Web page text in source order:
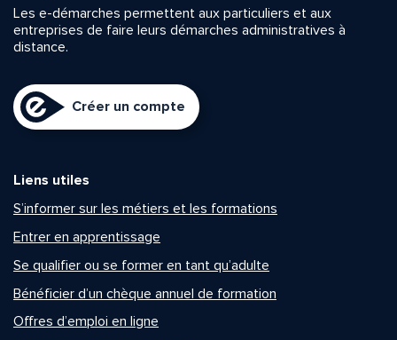
Les e-démarches permettent aux particuliers et aux
entreprises de faire leurs démarches administratives à
distance.
Créer un compte
Liens utiles
S’informer sur les métiers et les formations
Entrer en apprentissage
Se qualifier ou se former en tant qu’adulte
Bénéficier d’un chèque annuel de formation
Offres d’emploi en ligne